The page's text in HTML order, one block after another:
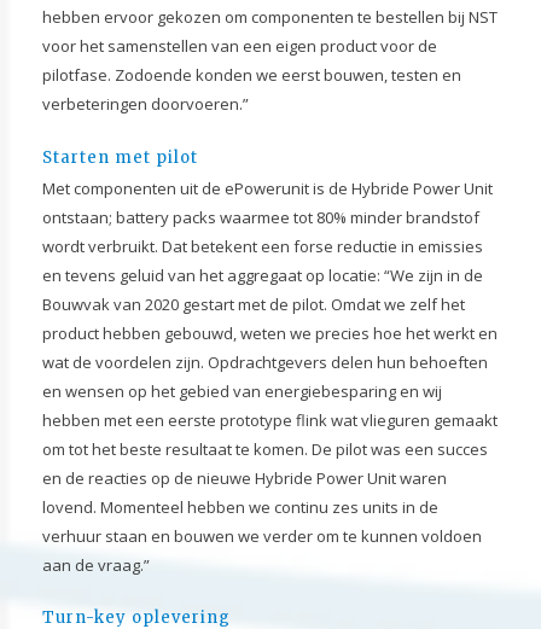
hebben ervoor gekozen om componenten te bestellen bij NST
voor het samenstellen van een eigen product voor de
pilotfase. Zodoende konden we eerst bouwen, testen en
verbeteringen doorvoeren.”
Starten met pilot
Met componenten uit de ePowerunit is de Hybride Power Unit
ontstaan; battery packs waarmee tot 80% minder brandstof
wordt verbruikt. Dat betekent een forse reductie in emissies
en tevens geluid van het aggregaat op locatie: “We zijn in de
Bouwvak van 2020 gestart met de pilot. Omdat we zelf het
product hebben gebouwd, weten we precies hoe het werkt en
wat de voordelen zijn. Opdrachtgevers delen hun behoeften
en wensen op het gebied van energiebesparing en wij
hebben met een eerste prototype flink wat vlieguren gemaakt
om tot het beste resultaat te komen. De pilot was een succes
en de reacties op de nieuwe Hybride Power Unit waren
lovend. Momenteel hebben we continu zes units in de
verhuur staan en bouwen we verder om te kunnen voldoen
aan de vraag.”
Turn-key oplevering